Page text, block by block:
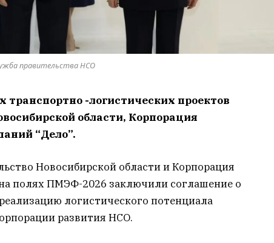
правительства НСО
-логистических проектов
области, Корпорация
“Дело”.
Новосибирской области и Корпорация
полях ПМЭФ-2026 заключили соглашение о
логистического потенциала
развития НСО.